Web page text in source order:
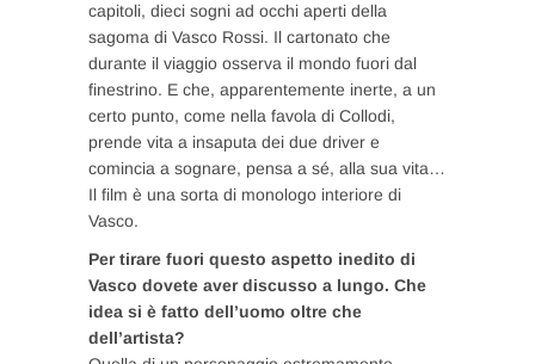
capitoli, dieci sogni ad occhi aperti della
sagoma di Vasco Rossi. Il cartonato che
durante il viaggio osserva il mondo fuori dal
finestrino. E che, apparentemente inerte, a un
certo punto, come nella favola di Collodi,
prende vita a insaputa dei due driver e
comincia a sognare, pensa a sé, alla sua vita…
Il film è una sorta di monologo interiore di
Vasco.
Per tirare fuori questo aspetto inedito di
Vasco dovete aver discusso a lungo. Che
idea si è fatto dell’uomo oltre che
dell’artista?